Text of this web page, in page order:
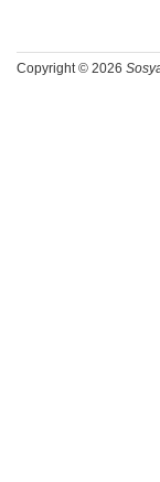
Copyright © 2026